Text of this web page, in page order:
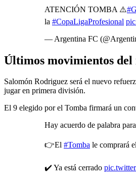
ATENCIÓN TOMBA ⚠️
la #CopaLigaProfesional
— Argentina FC
Últimos movimientos
Salomón Rodriguez será el nuevo
jugar en primera división.
El 9 elegido por el Tomba firmará un
Hay acuerdo de palabra
👉El #Tomba le comprará
✔️ Ya está cerrado